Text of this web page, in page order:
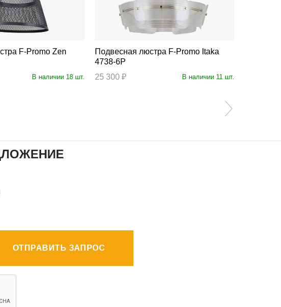
Zen
В наличии 18 шт.
Подвесная люстра F-Promo Itaka
4738-6P
25 300 ₽
В наличии 11 шт.
ОТПРАВИТЬ ЗАПРОС